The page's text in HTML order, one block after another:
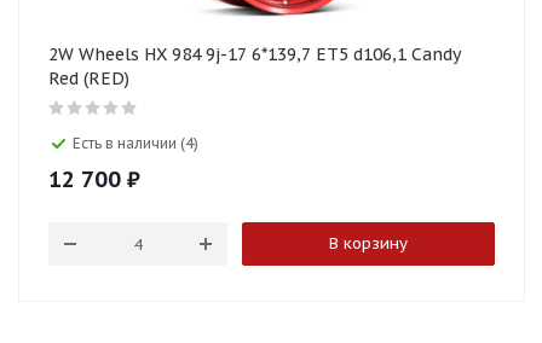
2W Wheels HX 984 9j-17 6*139,7 ET5 d106,1 Candy
Red (RED)
Есть в наличии (4)
12 700 ₽
В корзину